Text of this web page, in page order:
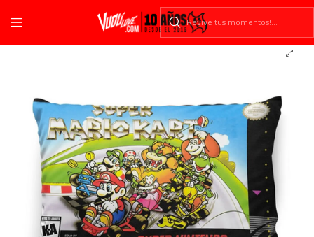
Inicio Fundas Videojuegos Retro
Funda De Almohada Super Mario Kart 70x45cm Vudú Love